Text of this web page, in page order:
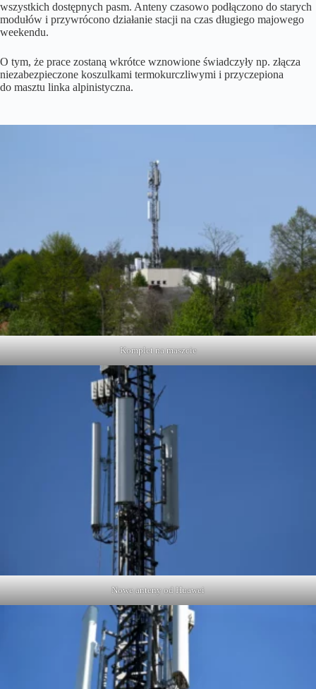
wszystkich dostępnych pasm. Anteny czasowo podłączono do starych
modułów i przywrócono działanie stacji na czas długiego majowego
weekendu.
O tym, że prace zostaną wkrótce wznowione świadczyły np. złącza
niezabezpieczone koszulkami termokurczliwymi i przyczepiona
do masztu linka alpinistyczna.
Komplet na maszcie
Nowe anteny od Huawei